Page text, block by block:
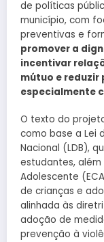
de políticas
município, com
preventivas e
promover a
incentivar
mútuo e
especialmente
O texto do
como base a Lei
Nacional (LDB),
estudantes,
Adolescente
de crianças e
alinhada às
adoção de
prevenção à